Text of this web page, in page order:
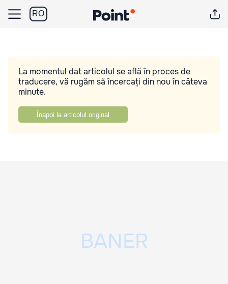
RO
La momentul dat articolul se află în proces de
traducere, vă rugăm să încercați din nou în câteva
minute.
Înapoi la articolul original